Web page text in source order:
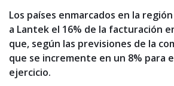
Los países enmarcados en la
a Lantek el 16% de la facturación
que, según las previsiones de la
que se incremente en un 8% para
ejercicio.